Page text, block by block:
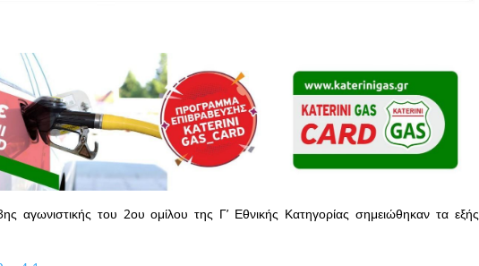
αγωνιστικής του 2ου ομίλου της Γ’ Εθνικής Κατηγορίας σημειώθηκαν τα εξής